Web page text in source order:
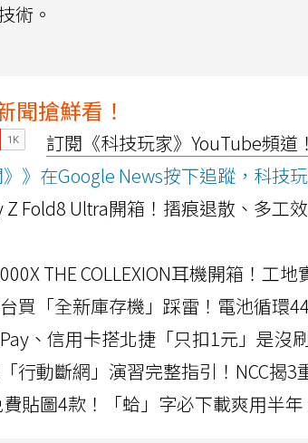
術。
聞搶鮮看！
訂閱《科技玩家》YouTube頻道！
》在Google News按下追蹤，科技
Z Fold8 Ultra開箱！摺痕退散、多工
THE COLLEXION耳機開箱！工
買「全新庫存機」踩雷！電池循環
、信用卡搭北捷「只扣1元」是沒
行動斷網」演習完整指引！NCC揭
費貼圖4款！「蛤」字必下載爽用半